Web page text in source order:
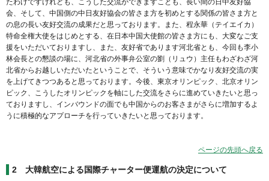
会、そして、中国側の中日友好協会の皆さま方を初めとする関係の皆さま方と
の息の長い友好交流の成果だと思っております。また、程永華（テイエイカ）
特命全権大使をはじめとする、在日本中国大使館の皆さま方にも、大変なご支
援をいただいておりますし、また、友好省であります河北省とも、今回も李小
林会長との懇談の場に、河北省の外事弁公室の劉（リュウ）主任もわざわざ河
北省からお越しいただいたということで、そういう意味でかなり友好交流の実
を上げてきつつあると思っております。今後、東京オリンピック、北京オリン
ピック、こうしたオリンピックを軸にした交流をさらに進めていきたいと思っ
ておりますし、インバウンドの面でも中国からのお客さまがさらに増加するよ
うに積極的なアプローチを行っていきたいと思っております。
ページの先頭へ戻る
2 大韓航空による国際チャーター便運航の決定について